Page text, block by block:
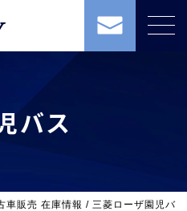
バス
車販売 在庫情報 / 三菱ローザ園児バ